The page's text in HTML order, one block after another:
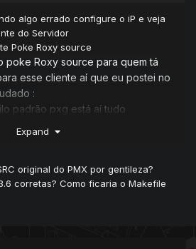
algo errado configure o iP e veja
do Servidor
Poke Roxy source
poke Roxy source para quem tá
esse cliente aí que eu postei no
:
padrão pxg está aí tudo
Expand
original do PMX por gentileza?
corretas? Como ficaria o Makefile